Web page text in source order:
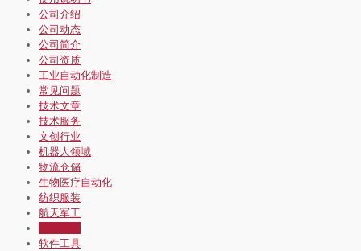
公司介绍
公司动态
公司简介
公司资质
工业自动化制造
常见问题
技术文章
技术服务
文创行业
机器人领域
物流仓储
生物医疗自动化
纺织服装
航天军工
软件工具